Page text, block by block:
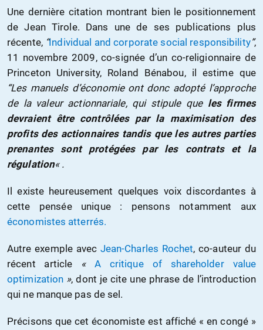
Une dernière citation montrant bien le positionnement
de Jean Tirole. Dans une de ses publications plus
récente, “Individual and corporate social responsibility”,
11 novembre 2009, co-signée d’un co-religionnaire de
Princeton University, Roland Bénabou, il estime que
“Les manuels d’économie ont donc adopté l’approche
de la valeur actionnariale, qui stipule que les firmes
devraient être contrôlées par la maximisation des
profits des actionnaires tandis que les autres parties
prenantes sont protégées par les contrats et la
régulation« .
Il existe heureusement quelques voix discordantes à
cette pensée unique : pensons notamment aux
économistes atterrés.
Autre exemple avec Jean-Charles Rochet, co-auteur du
récent article
« A critique of shareholder value
optimization », dont je cite une phrase de l’introduction
qui ne manque pas de sel.
Précisons que cet économiste est affiché « en congé »